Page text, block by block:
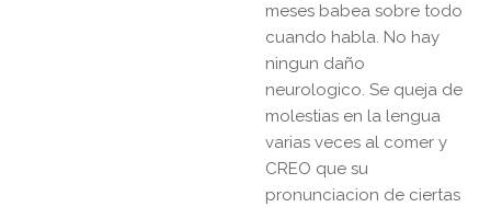
meses babea sobre todo
cuando habla. No hay
ningun daño
neurologico. Se queja de
molestias en la lengua
varias veces al comer y
CREO que su
pronunciacion de ciertas